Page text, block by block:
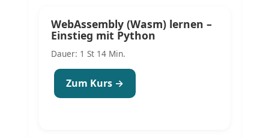
WebAssembly (Wasm) lernen –
Einstieg mit Python
Dauer: 1 St 14 Min.
Zum Kurs →